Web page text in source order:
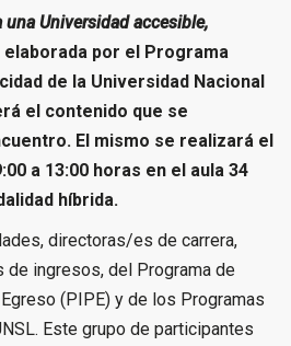
Universidad accesible,
elaborada por el Programa
de la Universidad Nacional
el contenido que se
El mismo se realizará el
a 13:00 horas en el aula 34
híbrida.
directoras/es de carrera,
ingresos, del Programa de
(PIPE) y de los Programas
Este grupo de participantes